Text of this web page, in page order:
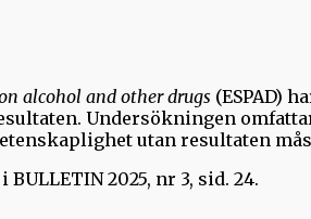
alcohol and other drugs (ESPAD)
Undersökningen omfattar
utan resultaten
2025, nr 3, sid. 24.